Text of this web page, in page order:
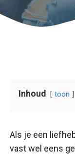
Inhoud toon
Als je een
vast wel eens